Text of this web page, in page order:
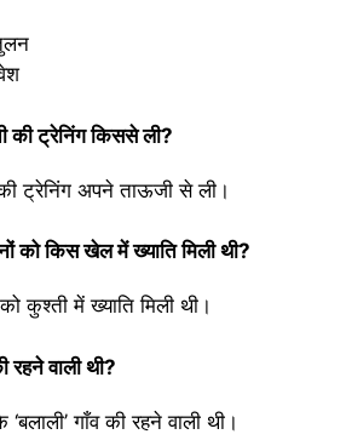
की ट्रेनिंग किससे ली?
ट्रेनिंग अपने ताऊजी से ली।
को किस खेल में ख्याति मिली थी?
कुश्ती में ख्याति मिली थी।
रहने वाली थी?
‘बलाली’ गाँव की रहने वाली थी।